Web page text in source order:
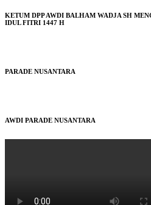
KETUM DPP AWDI BALHAM WADJA SH
IDUL FITRI 1447 H
PARADE NUSANTARA
AWDI PARADE NUSANTARA